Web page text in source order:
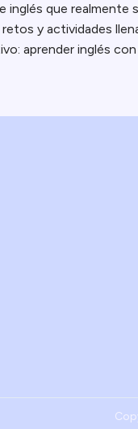
inglés que realmente
y actividades
aprender inglés